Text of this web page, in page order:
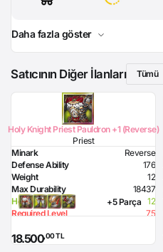
Daha fazla göster
Satıcının Diğer İlanları Tümü
Holy Knight Priest Pauldron +1 (Reverse)
Priest
Minark
Reverse
Defense Ability
176
Weight
12
Max Durability
18437
Health Bonus
12
Required Level
75
Required Intelligence
+5 Parça
18.500,00 TL